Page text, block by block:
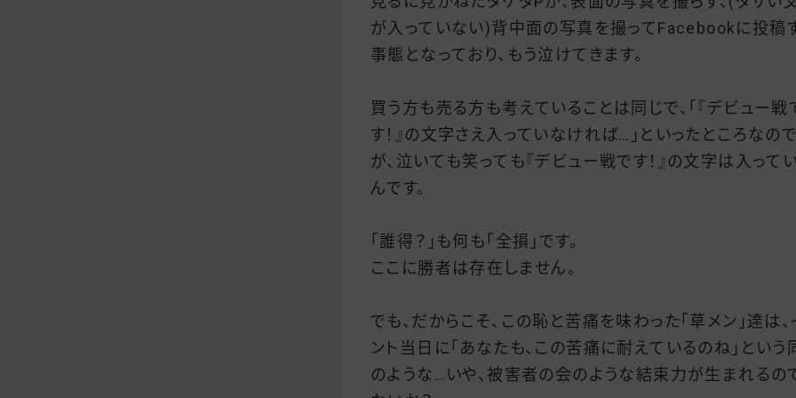
が入っていない)背中面の写真を撮ってFacebookに投稿
事態となっており、もう泣けてきます。
買う方も売る方も考えていることは同じで、「『デビュー戦
す！』の文字さえ入っていなければ…」といったところなの
が、泣いても笑っても『デビュー戦です！』の文字は入って
んです。
「誰得？」も何も「全損」です。
ここに勝者は存在しません。
でも、だからこそ、この恥と苦痛を味わった「草メン」達は
ント当日に「あなたも、この苦痛に耐えているのね」という
のような…いや、被害者の会のような結束力が生まれるの